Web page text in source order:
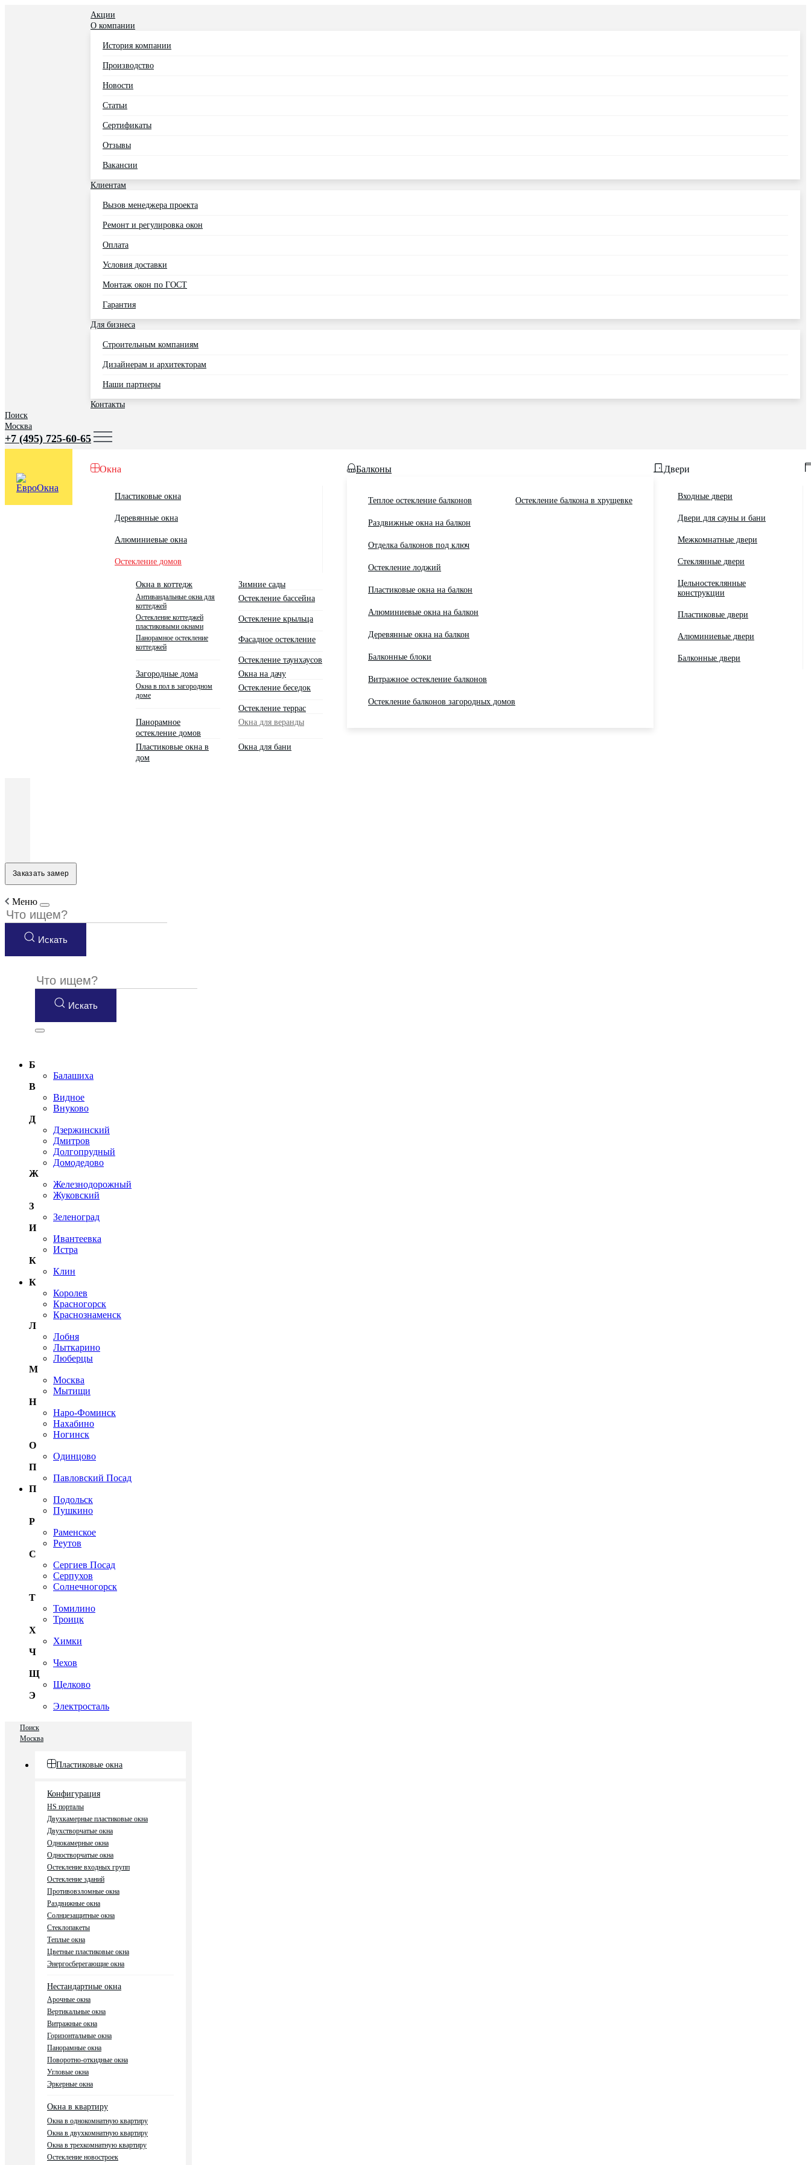
Акции
О компании
История компании
Производство
Новости
Статьи
Сертификаты
Отзывы
Вакансии
Клиентам
Вызов менеджера проекта
Ремонт и регулировка окон
Оплата
Условия доставки
Монтаж окон по ГОСТ
Гарантия
Для бизнеса
Строительным компаниям
Дизайнерам и архитекторам
Наши партнеры
Контакты
Поиск
Москва
+7 (495) 725-60-65
Окна
Пластиковые окна
Деревянные окна
Алюминиевые окна
Остекление домов
Окна в коттедж
Антивандальные окна для
коттеджей
Остекление коттеджей
пластиковыми окнами
Панорамное остекление
коттеджей
Загородные дома
Окна в пол в загородном
доме
Панорамное
остекление домов
Пластиковые окна в
дом
Зимние сады
Остекление бассейна
Остекление крыльца
Фасадное остекление
Остекление таунхаусов
Окна на дачу
Остекление беседок
Остекление террас
Окна для веранды
Окна для бани
Балконы
Теплое остекление балконов
Раздвижные окна на балкон
Отделка балконов под ключ
Остекление лоджий
Пластиковые окна на балкон
Алюминиевые окна на балкон
Деревянные окна на балкон
Балконные блоки
Витражное остекление балконов
Остекление балконов загородных домов
Остекление балкона в хрущевке
Двери
Входные двери
Двери для сауны и бани
Межкомнатные двери
Стеклянные двери
Цельностеклянные
конструкции
Пластиковые двери
Алюминиевые двери
Балконные двери
Заказать замер
Меню
Искать
Искать
Б
Балашиха
В
Видное
Внуково
Д
Дзержинский
Дмитров
Долгопрудный
Домодедово
Ж
Железнодорожный
Жуковский
З
Зеленоград
И
Ивантеевка
Истра
К
Клин
К
Королев
Красногорск
Краснознаменск
Л
Лобня
Лыткарино
Люберцы
М
Москва
Мытищи
Н
Наро-Фоминск
Нахабино
Ногинск
О
Одинцово
П
Павловский Посад
П
Подольск
Пушкино
Р
Раменское
Реутов
С
Сергиев Посад
Серпухов
Солнечногорск
Т
Томилино
Троицк
Х
Химки
Ч
Чехов
Щ
Щелково
Э
Электросталь
Поиск
Москва
Пластиковые окна
Конфигурация
HS порталы
Двухкамерные пластиковые окна
Двухстворчатые окна
Однокамерные окна
Одностворчатые окна
Остекление входных групп
Остекление зданий
Противовзломные окна
Раздвижные окна
Солнцезащитные окна
Стеклопакеты
Теплые окна
Цветные пластиковые окна
Энергосберегающие окна
Нестандартные окна
Арочные окна
Вертикальные окна
Витражные окна
Горизонтальные окна
Панорамные окна
Поворотно-откидные окна
Угловые окна
Эркерные окна
Окна в квартиру
Окна в однокомнатную квартиру
Окна в двухкомнатную квартиру
Окна в трехкомнатную квартиру
Остекление новостроек